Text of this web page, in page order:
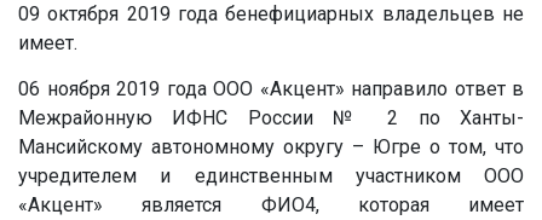
09 октября 2019 года бенефициарных владельцев не
имеет.
06 ноября 2019 года ООО «Акцент» направило ответ в
Межрайонную ИФНС России № 2 по Ханты-
Мансийскому автономному округу – Югре о том, что
учредителем и единственным участником ООО
«Акцент» является ФИО4, которая имеет